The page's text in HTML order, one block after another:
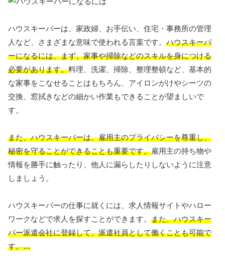
ハウスキーパーは、家政婦、お手伝い、住宅・事務所の管理
人など、さまざまな意味で使われる言葉です。 ハウスキーパ
ーになるには、まず、家事や掃除などのスキルを身につける
必要があります。料理、洗濯、掃除、整理整頓など、基本的
な家事をこなせることはもちろん、アイロンがけやシーツの
交換、窓拭きなどの細かい作業もできることが望ましいで
す。
また、ハウスキーパーは、雇用主のプライバシーを尊重し、
秘密を守ることができることも重要です。雇用主の持ち物や
情報を勝手に触ったり、他人に漏らしたりしないように注意
しましょう。
ハウスキーパーの仕事に就くには、求人情報サイトやハロー
ワークなどで求人を探すことができます。 また、ハウスキー
パー派遣会社に登録して、派遣社員として働くことも可能で
す。…